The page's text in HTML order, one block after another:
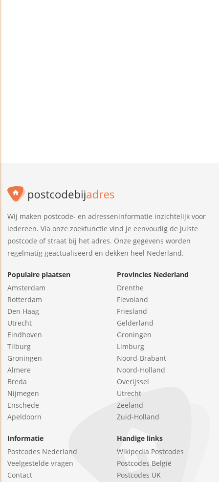
Wij maken postcode- en adresseninformatie inzichtelijk voor
iedereen. Via onze zoekfunctie vind je eenvoudig de juiste
postcode of straat bij het adres. Onze gegevens worden
regelmatig geactualiseerd en dekken heel Nederland.
Populaire plaatsen
Amsterdam
Rotterdam
Den Haag
Utrecht
Eindhoven
Tilburg
Groningen
Almere
Breda
Nijmegen
Enschede
Apeldoorn
Provincies Nederland
Drenthe
Flevoland
Friesland
Gelderland
Groningen
Limburg
Noord-Brabant
Noord-Holland
Overijssel
Utrecht
Zeeland
Zuid-Holland
Informatie
Postcodes Nederland
Veelgestelde vragen
Contact
Handige links
Wikipedia Postcodes
Postcodes België
Postcodes UK